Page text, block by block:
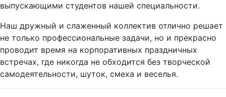
выпускающими студентов нашей специальности.
Наш дружный и слаженный коллектив отлично решает
не только профессиональные задачи, но и прекрасно
проводит время на корпоративных праздничных
встречах, где никогда не обходится без творческой
самодеятельности, шуток, смеха и веселья.